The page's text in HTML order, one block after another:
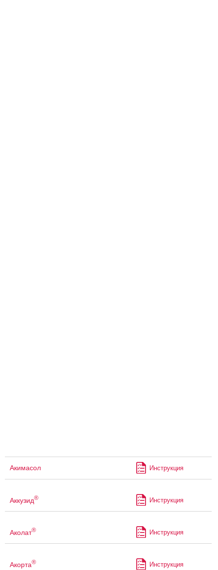
Акимасол Инструкция
Аккузид® Инструкция
Аколат® Инструкция
Акорта® Инструкция